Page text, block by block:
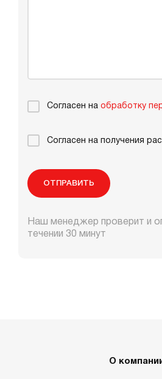
Согласен на обработку
Согласен на получения
ОТПРАВИТЬ
Наш менеджер проверит и
течении 30 минут
О